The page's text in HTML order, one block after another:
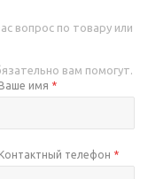
вопрос по товару или
вам помогут.
Ваше имя *
Контактный телефон *